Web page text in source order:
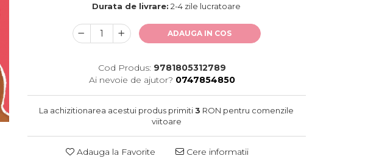
Durata de livrare: 2-4 zile lucratoare
ADAUGA IN COS
Cod Produs: 9781805312789
Ai nevoie de ajutor? 0747854850
La achizitionarea acestui produs primiti3 RON pentru comenzile
viitoare
Adauga la Favorite Cere informatii